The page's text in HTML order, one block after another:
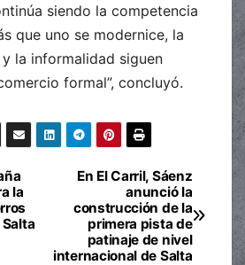
siendo la competencia
que uno se modernice, la
la informalidad siguen
formal”, concluyó.
En El Carril, Sáenz
anunció la
construcción de la
primera pista de
patinaje de nivel
internacional de Salta
la